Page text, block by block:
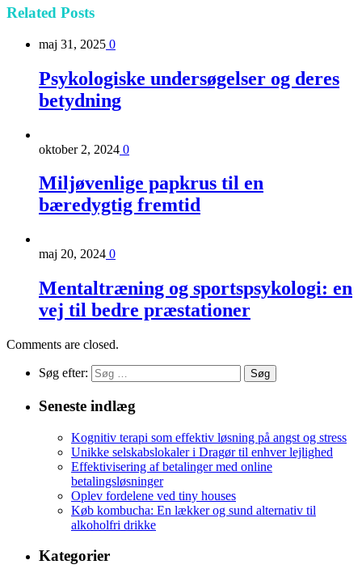
Related Posts
maj 31, 2025 0
Psykologiske undersøgelser og deres
betydning
oktober 2, 2024 0
Miljøvenlige papkrus til en
bæredygtig fremtid
maj 20, 2024 0
Mentaltræning og sportspsykologi: en
vej til bedre præstationer
Comments are closed.
Søg efter:
Seneste indlæg
Kognitiv terapi som effektiv løsning på angst og stress
Unikke selskabslokaler i Dragør til enhver lejlighed
Effektivisering af betalinger med online
betalingsløsninger
Oplev fordelene ved tiny houses
Køb kombucha: En lækker og sund alternativ til
alkoholfri drikke
Kategorier